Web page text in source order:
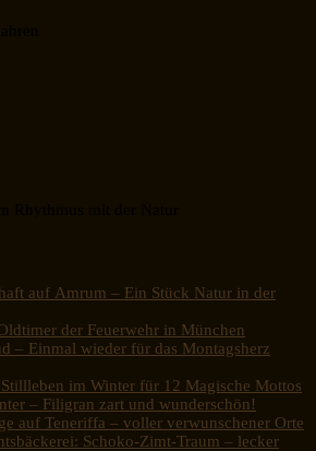
auf Amrum – Ein Stück Natur in der
der Feuerwehr in München
– Einmal wieder für das Montagsherz
im Winter für 12 Magische Mottos
– Filigran zart und wunderschön!
auf Teneriffa – voller verwunschener Orte
Schoko-Zimt-Traum – lecker